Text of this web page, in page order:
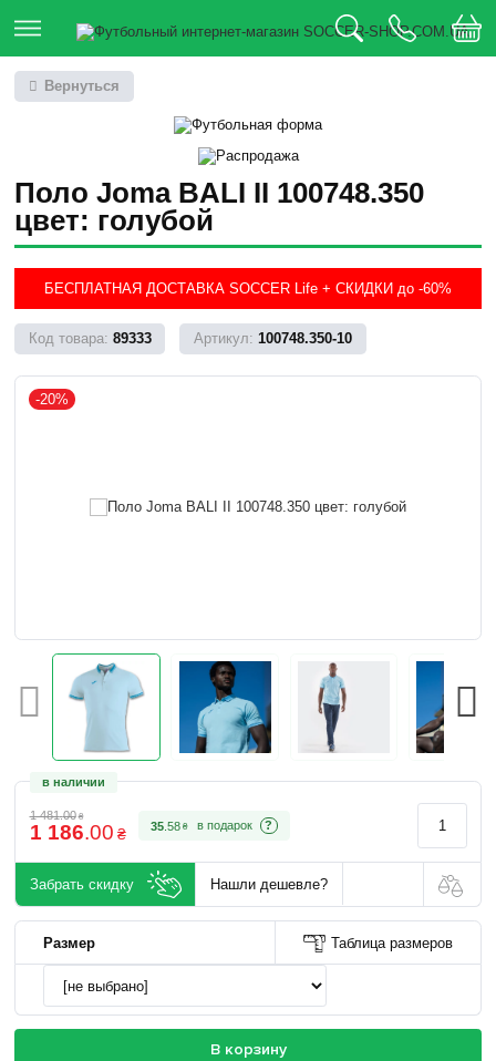
Поло Joma BALI II 100748.350
цвет: голубой
БЕСПЛАТНАЯ ДОСТАВКА SOCCER Life + СКИДКИ до -60%
89333 100748.350-10
-20%
в наличии
1 481.00 ₴
1 186.00 ₴ 35 .58 ₴ ?
Забрать скидку Нашли дешевле?
Размер Таблица размеров
В корзину
Вернуться